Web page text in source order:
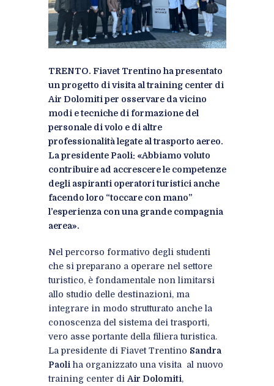
TRENTO. Fiavet Trentino ha presentato
un progetto di visita al training center di
Air Dolomiti per osservare da vicino
modi e tecniche di formazione del
personale di volo e di altre
professionalità legate al trasporto aereo.
La presidente Paoli: «Abbiamo voluto
contribuire ad accrescere le competenze
degli aspiranti operatori turistici anche
facendo loro “toccare con mano”
l’esperienza con una grande compagnia
aerea».
Nel percorso formativo degli studenti
che si preparano a operare nel settore
turistico, è fondamentale non limitarsi
allo studio delle destinazioni, ma
integrare in modo strutturato anche la
conoscenza del sistema dei trasporti,
vero asse portante della filiera turistica.
La presidente di Fiavet Trentino Sandra
Paoli ha organizzato una visita al nuovo
training center di Air Dolomiti,